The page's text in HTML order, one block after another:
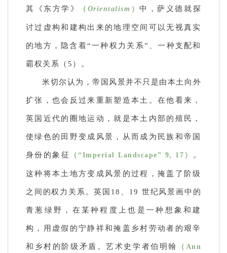
其《东方学》 （ Orientalism ）中，萨义德就探
讨过虚构和建构出来的地理空间可以无视真实
的地方，隐含着“一种权力关系”、一种支配和
霸权关系（5）。
米切尔认为，帝国风景并不只是由本土向外
扩张，也会反过来重新塑造本土。在他看来，
英国近代的圈地运动，就是本土内部的殖民，
使绿色的田野变成风景，从而成为民族和帝国
身份的象征 （“Imperial Landscape” 9, 17） 。
这种将本土地方变成风景的过程，掩盖了阶级
之间的权力关系。英国18、19 世纪风景画中的
青葱绿野，在某种程度上也是一种想象和建
构，用虚假的宁静祥和掩盖乡村劳动者的艰辛
和乡村的阶级 矛盾。艺术史学者伯明翰 （Ann